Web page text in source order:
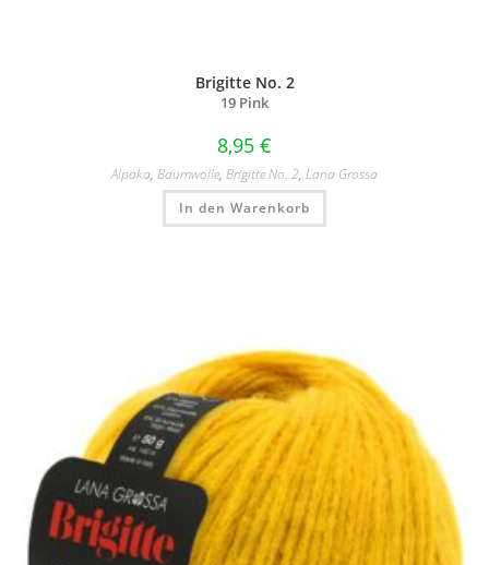
Brigitte No. 2
19 Pink
8,95 €
Alpaka, Baumwolle, Brigitte No. 2, Lana Grossa
In den Warenkorb